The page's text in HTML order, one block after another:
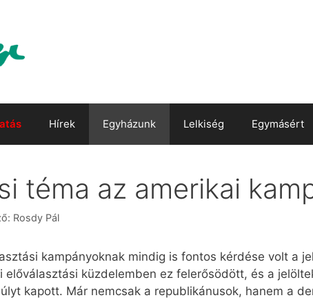
Hírek Egyházunk Lelkiség Egymásért
téma az amerikai
Rosdy Pál
kampányoknak mindig is fontos kérdése volt a
előválasztási küzdelemben ez felerősödött, és a
kapott. Már nemcsak a republikánusok, hanem a